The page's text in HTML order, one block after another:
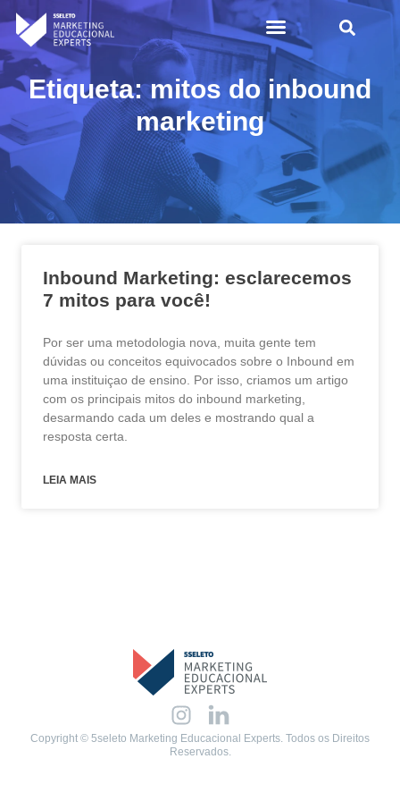
Etiqueta: mitos do inbound
marketing
Inbound Marketing: esclarecemos
7 mitos para você!
Por ser uma metodologia nova, muita gente tem
dúvidas ou conceitos equivocados sobre o Inbound em
uma instituiçao de ensino. Por isso, criamos um artigo
com os principais mitos do inbound marketing,
desarmando cada um deles e mostrando qual a
resposta certa.
LEIA MAIS
Copyright © 5seleto Marketing Educacional Experts. Todos os Direitos
Reservados.